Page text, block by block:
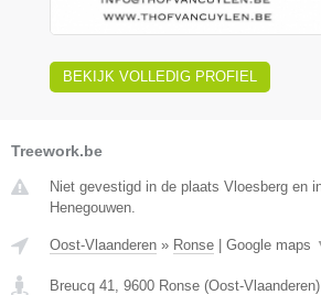
BEKIJK VOLLEDIG PROFIEL
Treework.be
Niet gevestigd in de plaats Vloesberg en
Henegouwen.
Oost-Vlaanderen » Ronse Google maps
Breucq 41 9600 Ronse (Oost-Vlaanderen)